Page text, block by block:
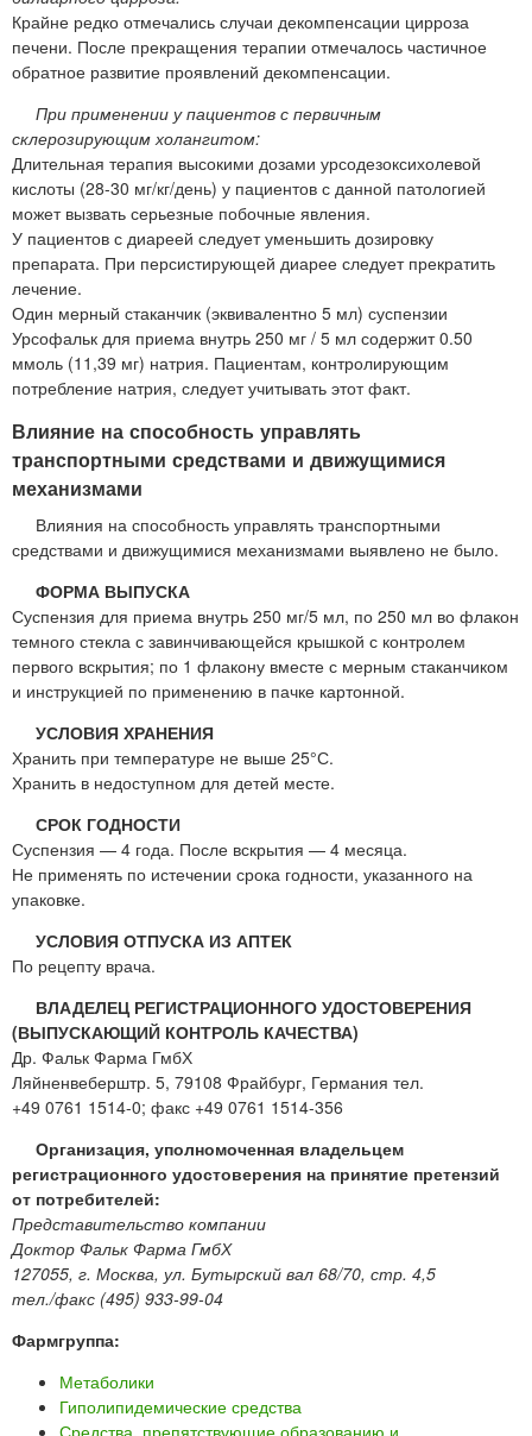
Крайне редко отмечались случаи декомпенсации цирроза
печени. После прекращения терапии отмечалось частичное
обратное развитие проявлений декомпенсации.
При применении у пациентов с первичным
склерозирующим холангитом:
Длительная терапия высокими дозами урсодезоксихолевой
кислоты (28-30 мг/кг/день) у пациентов с данной патологией
может вызвать серьезные побочные явления.
У пациентов с диареей следует уменьшить дозировку
препарата. При персистирующей диарее следует прекратить
лечение.
Один мерный стаканчик (эквивалентно 5 мл) суспензии
Урсофальк для приема внутрь 250 мг / 5 мл содержит 0.50
ммоль (11,39 мг) натрия. Пациентам, контролирующим
потребление натрия, следует учитывать этот факт.
Влияние на способность управлять
транспортными средствами и движущимися
механизмами
Влияния на способность управлять транспортными
средствами и движущимися механизмами выявлено не было.
ФОРМА ВЫПУСКА
Суспензия для приема внутрь 250 мг/5 мл, по 250 мл во флакон
темного стекла с завинчивающейся крышкой с контролем
первого вскрытия; по 1 флакону вместе с мерным стаканчиком
и инструкцией по применению в пачке картонной.
УСЛОВИЯ ХРАНЕНИЯ
Хранить при температуре не выше 25°С.
Хранить в недоступном для детей месте.
СРОК ГОДНОСТИ
Суспензия — 4 года. После вскрытия — 4 месяца.
Не применять по истечении срока годности, указанного на
упаковке.
УСЛОВИЯ ОТПУСКА ИЗ АПТЕК
По рецепту врача.
ВЛАДЕЛЕЦ РЕГИСТРАЦИОННОГО УДОСТОВЕРЕНИЯ
(ВЫПУСКАЮЩИЙ КОНТРОЛЬ КАЧЕСТВА)
Др. Фальк Фарма ГмбХ
Ляйненвеберштр. 5, 79108 Фрайбург, Германия тел.
+49 0761 1514-0; факс +49 0761 1514-356
Организация, уполномоченная владельцем
регистрационного удостоверения на принятие претензий
от потребителей:
Представительство компании
Доктор Фальк Фарма ГмбХ
127055, г. Москва, ул. Бутырский вал 68/70, стр. 4,5
тел./факс (495) 933-99-04
Фармгруппа:
Метаболики
Гиполипидемические средства